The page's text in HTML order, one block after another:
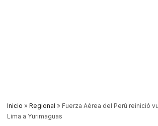
Inicio » Regional » Fuerza Aérea del Perú reinició
Lima a Yurimaguas